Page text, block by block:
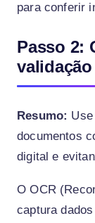
para conferir
Passo 2:
Resumo:
documentos
digital e
O OCR
captura